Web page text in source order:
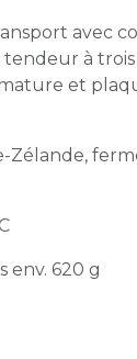
avec
tendeur à
et
Zélande,
env. 620 g